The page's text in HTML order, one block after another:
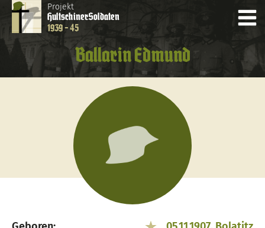
Projekt
HultschinerSoldaten
1939 - 45
Ballarin Edmund